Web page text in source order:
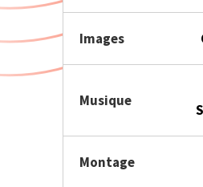
Images
Musique
Montage